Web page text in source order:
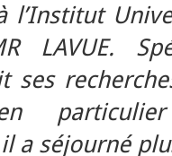
l’Institut
LAVUE.
ses
en
a séjourné